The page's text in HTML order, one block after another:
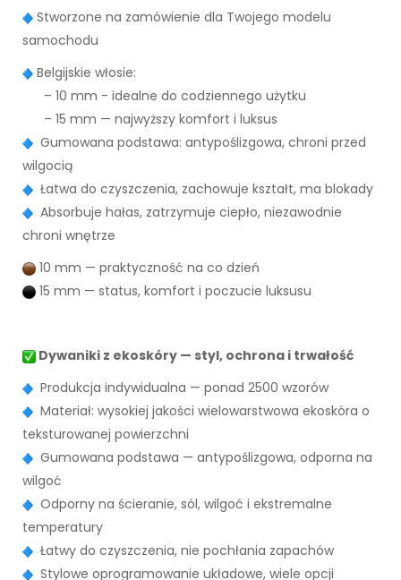
Stworzone na zamówienie dla Twojego modelu
samochodu
Belgijskie włosie:
– 10 mm - idealne do codziennego użytku
– 15 mm — najwyższy komfort i luksus
Gumowana podstawa: antypoślizgowa, chroni przed
wilgocią
Łatwa do czyszczenia, zachowuje kształt, ma blokady
Absorbuje hałas, zatrzymuje ciepło, niezawodnie
chroni wnętrze
10 mm — praktyczność na co dzień
15 mm — status, komfort i poczucie luksusu
Dywaniki z ekoskóry — styl, ochrona i trwałość
Produkcja indywidualna — ponad 2500 wzorów
Materiał: wysokiej jakości wielowarstwowa ekoskóra o
teksturowanej powierzchni
Gumowana podstawa — antypoślizgowa, odporna na
wilgoć
Odporny na ścieranie, sól, wilgoć i ekstremalne
temperatury
Łatwy do czyszczenia, nie pochłania zapachów
Stylowe oprogramowanie układowe, wiele opcji